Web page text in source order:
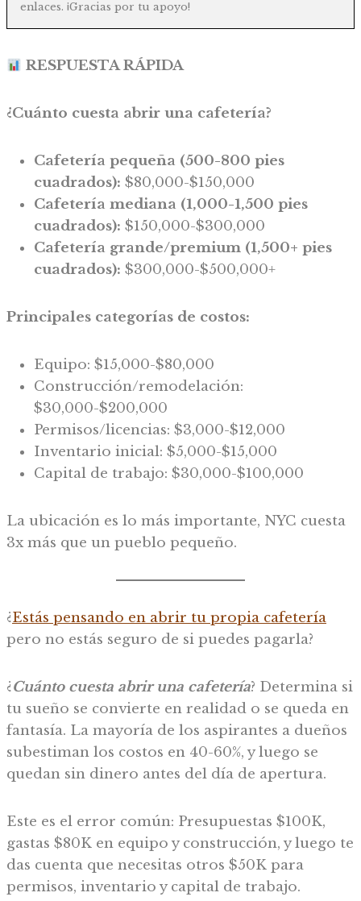
enlaces. ¡Gracias por tu apoyo!
RESPUESTA RÁPIDA
¿Cuánto cuesta abrir una cafetería?
Cafetería pequeña (500-800 pies
cuadrados): $80,000-$150,000
Cafetería mediana (1,000-1,500 pies
cuadrados): $150,000-$300,000
Cafetería grande/premium (1,500+ pies
cuadrados): $300,000-$500,000+
Principales categorías de costos:
Equipo: $15,000-$80,000
Construcción/remodelación:
$30,000-$200,000
Permisos/licencias: $3,000-$12,000
Inventario inicial: $5,000-$15,000
Capital de trabajo: $30,000-$100,000
La ubicación es lo más importante, NYC cuesta
3x más que un pueblo pequeño.
¿Estás pensando en abrir tu propia cafetería
pero no estás seguro de si puedes pagarla?
¿Cuánto cuesta abrir una cafetería? Determina si
tu sueño se convierte en realidad o se queda en
fantasía. La mayoría de los aspirantes a dueños
subestiman los costos en 40-60%, y luego se
quedan sin dinero antes del día de apertura.
Este es el error común: Presupuestas $100K,
gastas $80K en equipo y construcción, y luego te
das cuenta que necesitas otros $50K para
permisos, inventario y capital de trabajo.